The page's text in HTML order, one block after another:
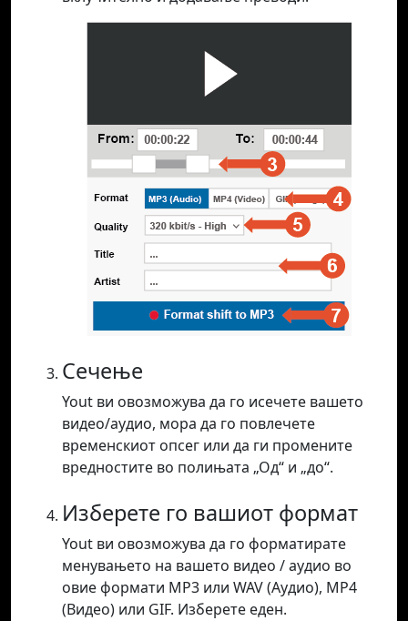
Сечење
Yout ви овозможува да го исечете вашето
видео/аудио, мора да го повлечете
временскиот опсег или да ги промените
вредностите во полињата „Од“ и „до“.
Изберете го вашиот формат
Yout ви овозможува да го форматирате
менувањето на вашето видео / аудио во
овие формати MP3 или WAV (Аудио), MP4
(Видео) или GIF. Изберете еден.